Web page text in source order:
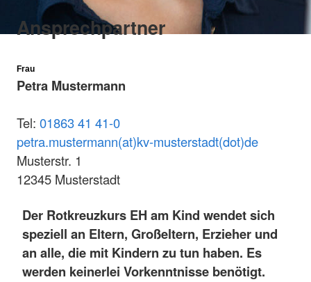
Ansprechpartner
Frau
Petra Mustermann
Tel: 01863 41 41-0
petra.mustermann(at)kv-musterstadt(dot)de
Musterstr. 1
12345 Musterstadt
Der Rotkreuzkurs EH am Kind wendet sich
speziell an Eltern, Großeltern, Erzieher und
an alle, die mit Kindern zu tun haben. Es
werden keinerlei Vorkenntnisse benötigt.